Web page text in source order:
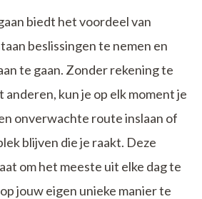
biedt het voordeel van
beslissingen te nemen en
te gaan. Zonder rekening te
anderen, kun je op elk moment je
onverwachte route inslaan of
blijven die je raakt. Deze
om het meeste uit elke dag te
jouw eigen unieke manier te